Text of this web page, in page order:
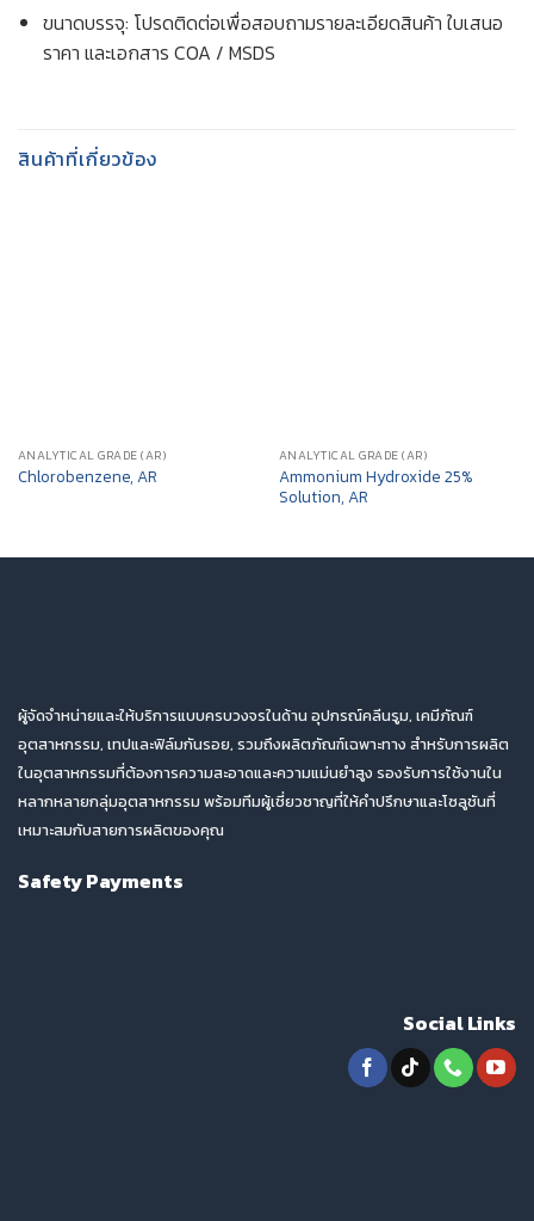
ขนาดบรรจุ: โปรดติดต่อเพื่อสอบถามรายละเอียดสินค้า ใบเสนอ
ราคา และเอกสาร COA / MSDS
สินค้าที่เกี่ยวข้อง
ANALYTICAL GRADE (AR)
Chlorobenzene, AR
ANALYTICAL GRADE (AR)
Ammonium Hydroxide 25%
Solution, AR
ผู้จัดจำหน่ายและให้บริการแบบครบวงจรในด้าน อุปกรณ์คลีนรูม, เคมีภัณฑ์
อุตสาหกรรม, เทปและฟิล์มกันรอย, รวมถึงผลิตภัณฑ์เฉพาะทาง สำหรับการผลิต
ในอุตสาหกรรมที่ต้องการความสะอาดและความแม่นยำสูง รองรับการใช้งานใน
หลากหลายกลุ่มอุตสาหกรรม พร้อมทีมผู้เชี่ยวชาญที่ให้คำปรึกษาและโซลูชันที่
เหมาะสมกับสายการผลิตของคุณ
Safety Payments
Social Links